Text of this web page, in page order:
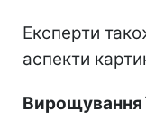
Експерти
аспекти
Вирощування